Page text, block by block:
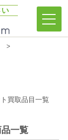
い
買取品目一覧
一覧